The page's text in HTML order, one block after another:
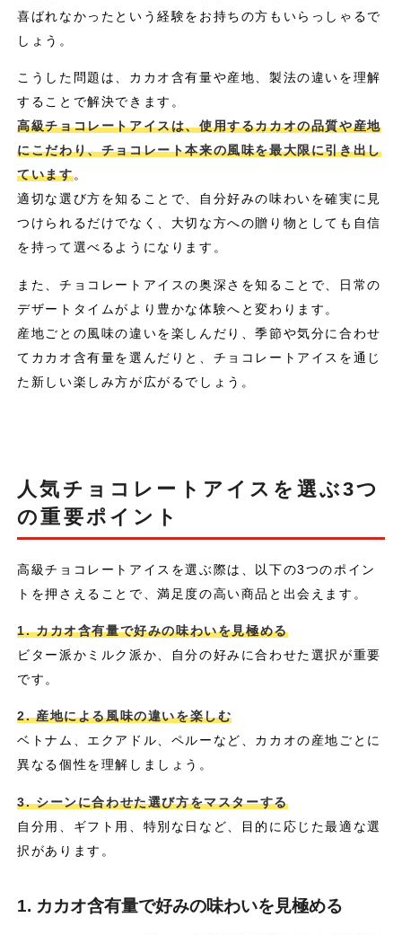
喜ばれなかったという経験をお持ちの方もいらっしゃるで
しょう。
こうした問題は、カカオ含有量や産地、製法の違いを理解
することで解決できます。
高級チョコレートアイスは、使用するカカオの品質や産地
にこだわり、チョコレート本来の風味を最大限に引き出し
ています。
適切な選び方を知ることで、自分好みの味わいを確実に見
つけられるだけでなく、大切な方への贈り物としても自信
を持って選べるようになります。
また、チョコレートアイスの奥深さを知ることで、日常の
デザートタイムがより豊かな体験へと変わります。
産地ごとの風味の違いを楽しんだり、季節や気分に合わせ
てカカオ含有量を選んだりと、チョコレートアイスを通じ
た新しい楽しみ方が広がるでしょう。
人気チョコレートアイスを選ぶ3つ
の重要ポイント
高級チョコレートアイスを選ぶ際は、以下の3つのポイン
トを押さえることで、満足度の高い商品と出会えます。
1. カカオ含有量で好みの味わいを見極める
ビター派かミルク派か、自分の好みに合わせた選択が重要
です。
2. 産地による風味の違いを楽しむ
ベトナム、エクアドル、ペルーなど、カカオの産地ごとに
異なる個性を理解しましょう。
3. シーンに合わせた選び方をマスターする
自分用、ギフト用、特別な日など、目的に応じた最適な選
択があります。
1. カカオ含有量で好みの味わいを見極める